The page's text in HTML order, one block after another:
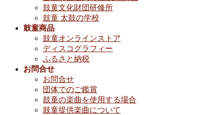
鼓童文化財団研修所
鼓童 太鼓の学校
鼓童商品
鼓童オンラインストア
ディスコグラフィー
ふるさと納税
お問合せ
お問合せ
団体でのご鑑賞
鼓童の楽曲を使用する場合
鼓童提供楽曲について